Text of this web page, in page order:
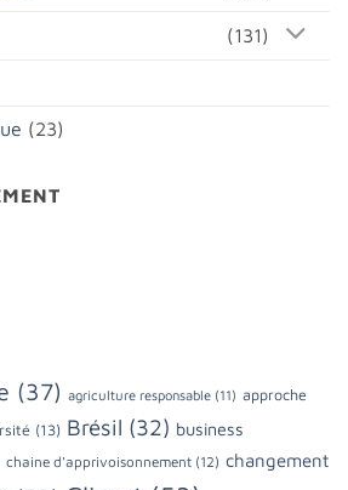
(131)
(23)
(37) agriculture responsable (11) approche
(13) Brésil (32) business
chaine d'apprivoisonnement (12) changement